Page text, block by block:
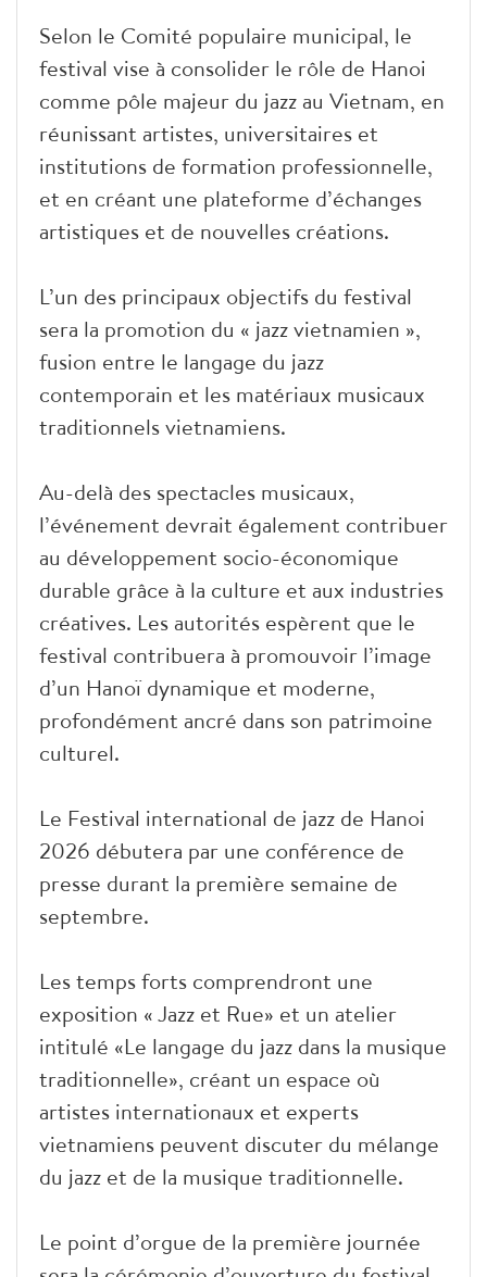
Selon le Comité populaire municipal, le
festival vise à consolider le rôle de Hanoi
comme pôle majeur du jazz au Vietnam, en
réunissant artistes, universitaires et
institutions de formation professionnelle,
et en créant une plateforme d’échanges
artistiques et de nouvelles créations.
L’un des principaux objectifs du festival
sera la promotion du « jazz vietnamien »,
fusion entre le langage du jazz
contemporain et les matériaux musicaux
traditionnels vietnamiens.
Au-delà des spectacles musicaux,
l’événement devrait également contribuer
au développement socio-économique
durable grâce à la culture et aux industries
créatives. Les autorités espèrent que le
festival contribuera à promouvoir l’image
d’un Hanoï dynamique et moderne,
profondément ancré dans son patrimoine
culturel.
Le Festival international de jazz de Hanoi
2026 débutera par une conférence de
presse durant la première semaine de
septembre.
Les temps forts comprendront une
exposition « Jazz et Rue» et un atelier
intitulé «Le langage du jazz dans la musique
traditionnelle», créant un espace où
artistes internationaux et experts
vietnamiens peuvent discuter du mélange
du jazz et de la musique traditionnelle.
Le point d’orgue de la première journée